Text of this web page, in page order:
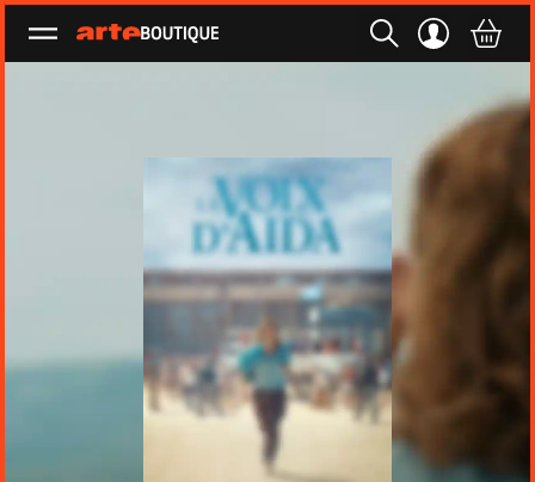
Ouvrir le menu